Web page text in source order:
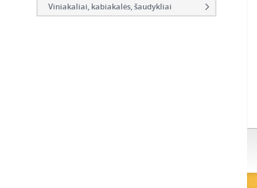
Viniakaliai, kabiakalės, šaudykliai